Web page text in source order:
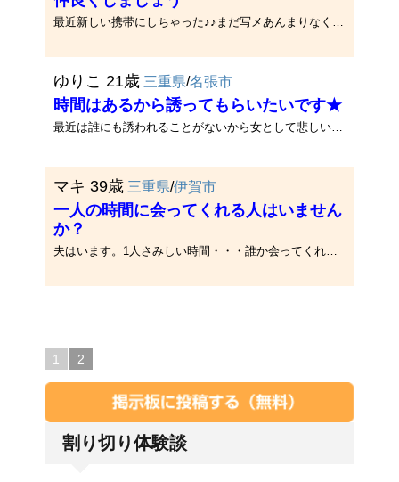
最近新しい携帯にしちゃった♪♪まだ写メあんまりなくて寂しいの…いろんなお話いっぱいして仲良くなれたら嬉しいなっ(^^♪いつでも･･･
ゆりこ 21歳 三重県/名張市
時間はあるから誘ってもらいたいです★
最近は誰にも誘われることがないから女として悲しいです★
マキ 39歳 三重県/伊賀市
一人の時間に会ってくれる人はいません
か？
夫はいます。1人さみしい時間・・・誰か会ってくれませんか?
1 2
割り切り体験談